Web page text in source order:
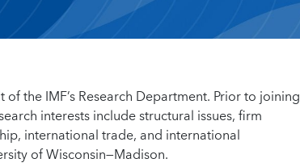
the IMF’s Research Department. Prior to joining
interests include structural issues, firm
international trade, and international
of Wisconsin—Madison.